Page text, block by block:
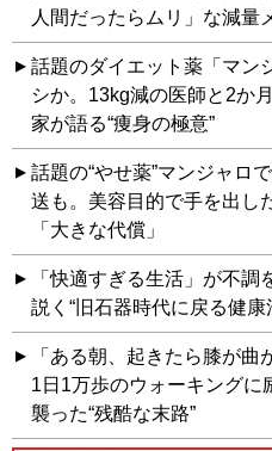
人間だったらムリ」な減量
話題のダイエット薬「マン
シか。13kg減の医師と2か
家が語る“痩身の極意”
話題の“やせ薬”マンジャロ
送も。美容目的で手を出し
「大きな代償」
「快適すぎる生活」が不
説く“旧石器時代に戻る健康
「ある朝、起きたら膝が曲
1日1万歩のウォーキングに
襲った“残酷な末路”